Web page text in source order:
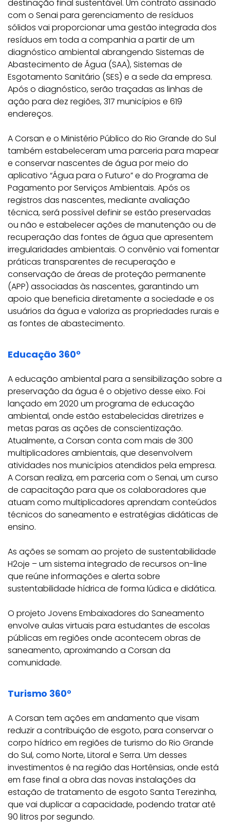
destinação final sustentável. Um contrato assinado
com o Senai para gerenciamento de resíduos
sólidos vai proporcionar uma gestão integrada dos
resíduos em toda a companhia a partir de um
diagnóstico ambiental abrangendo Sistemas de
Abastecimento de Água (SAA), Sistemas de
Esgotamento Sanitário (SES) e a sede da empresa.
Após o diagnóstico, serão traçadas as linhas de
ação para dez regiões, 317 municípios e 619
endereços.
A Corsan e o Ministério Público do Rio Grande do Sul
também estabeleceram uma parceria para mapear
e conservar nascentes de água por meio do
aplicativo “Água para o Futuro” e do Programa de
Pagamento por Serviços Ambientais. Após os
registros das nascentes, mediante avaliação
técnica, será possível definir se estão preservadas
ou não e estabelecer ações de manutenção ou de
recuperação das fontes de água que apresentem
irregularidades ambientais. O convênio vai fomentar
práticas transparentes de recuperação e
conservação de áreas de proteção permanente
(APP) associadas às nascentes, garantindo um
apoio que beneficia diretamente a sociedade e os
usuários da água e valoriza as propriedades rurais e
as fontes de abastecimento.
Educação 360º
A educação ambiental para a sensibilização sobre a
preservação da água é o objetivo desse eixo. Foi
lançado em 2020 um programa de educação
ambiental, onde estão estabelecidas diretrizes e
metas paras as ações de conscientização.
Atualmente, a Corsan conta com mais de 300
multiplicadores ambientais, que desenvolvem
atividades nos municípios atendidos pela empresa.
A Corsan realiza, em parceria com o Senai, um curso
de capacitação para que os colaboradores que
atuam como multiplicadores aprendam conteúdos
técnicos do saneamento e estratégias didáticas de
ensino.
As ações se somam ao projeto de sustentabilidade
H2oje – um sistema integrado de recursos on-line
que reúne informações e alerta sobre
sustentabilidade hídrica de forma lúdica e didática.
O projeto Jovens Embaixadores do Saneamento
envolve aulas virtuais para estudantes de escolas
públicas em regiões onde acontecem obras de
saneamento, aproximando a Corsan da
comunidade.
Turismo 360°
A Corsan tem ações em andamento que visam
reduzir a contribuição de esgoto, para conservar o
corpo hídrico em regiões de turismo do Rio Grande
do Sul, como Norte, Litoral e Serra. Um desses
investimentos é na região das Hortênsias, onde está
em fase final a obra das novas instalações da
estação de tratamento de esgoto Santa Terezinha,
que vai duplicar a capacidade, podendo tratar até
90 litros por segundo.